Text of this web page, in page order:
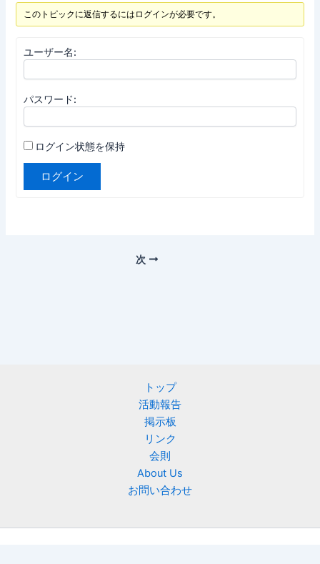
このトピックに返信するにはログインが必要です。
ユーザー名:
パスワード:
ログイン状態を保持
ログイン
次
トップ
活動報告
掲示板
リンク
会則
About Us
お問い合わせ